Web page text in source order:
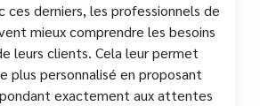
ces derniers, les professionnels de
mieux comprendre les besoins
leurs clients. Cela leur permet
plus personnalisé en proposant
exactement aux attentes